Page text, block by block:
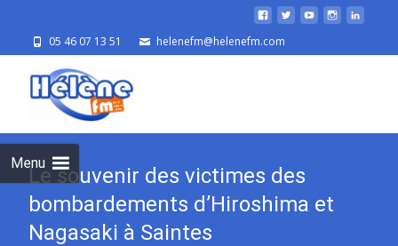
05 46 07 13 51 helenefm@helenefm.com
Menu
Le souvenir des victimes des
bombardements d’Hiroshima et
Nagasaki à Saintes